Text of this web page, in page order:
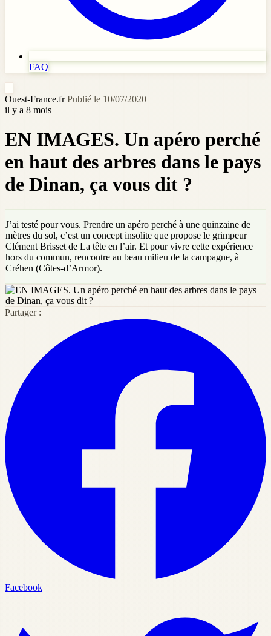
FAQ
Ouest-France.fr Publié le 10/07/2020
il y a 8 mois
EN IMAGES. Un apéro perché
en haut des arbres dans le pays
de Dinan, ça vous dit ?
J’ai testé pour vous. Prendre un apéro perché à une quinzaine de
mètres du sol, c’est un concept insolite que propose le grimpeur
Clément Brisset de La tête en l’air. Et pour vivre cette expérience
hors du commun, rencontre au beau milieu de la campagne, à
Créhen (Côtes-d’Armor).
Partager :
Facebook